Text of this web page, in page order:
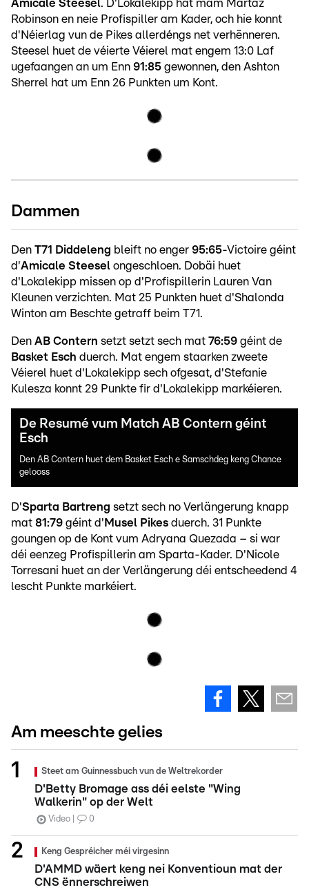
Amicale Steesel. D'Lokalekipp hat mam Martaz
Robinson en neie Profispiller am Kader, och hie konnt
d'Néierlag vun de Pikes allerdéngs net verhënneren.
Steesel huet de véierte Véierel mat engem 13:0 Laf
ugefaangen an um Enn 91:85 gewonnen, den Ashton
Sherrel hat um Enn 26 Punkten um Kont.
Dammen
Den T71 Diddeleng bleift no enger 95:65-Victoire géint
d'Amicale Steesel ongeschloen. Dobäi huet
d'Lokalekipp missen op d'Profispillerin Lauren Van
Kleunen verzichten. Mat 25 Punkten huet d'Shalonda
Winton am Beschte getraff beim T71.
Den AB Contern setzt setzt sech mat 76:59 géint de
Basket Esch duerch. Mat engem staarken zweete
Véierel huet d'Lokalekipp sech ofgesat, d'Stefanie
Kulesza konnt 29 Punkte fir d'Lokalekipp markéieren.
De Resumé vum Match AB Contern géint
Esch
Den AB Contern huet dem Basket Esch e Samschdeg keng Chance
gelooss
D'Sparta Bartreng setzt sech no Verlängerung knapp
mat 81:79 géint d' Musel Pikes duerch. 31 Punkte
goungen op de Kont vum Adryana Quezada – si war
déi eenzeg Profispillerin am Sparta-Kader. D'Nicole
Torresani huet an der Verlängerung déi entscheedend 4
lescht Punkte markéiert.
Am meeschte gelies
Steet am Guinnessbuch vun de Weltrekorder
D'Betty Bromage ass déi eelste "Wing
Walkerin" op der Welt
Video 0
Keng Gespréicher méi virgesinn
D'AMMD wäert keng nei Konventioun mat der
CNS ënnerschreiwen